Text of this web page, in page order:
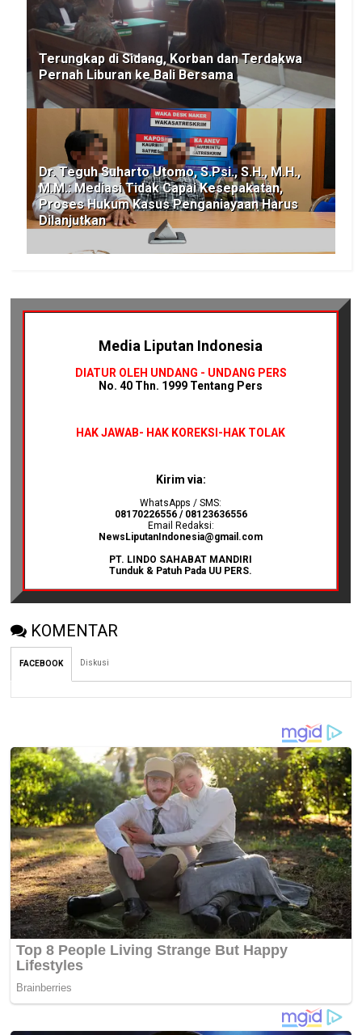
Terungkap di Sidang, Korban dan Terdakwa
Pernah Liburan ke Bali Bersama
Dr. Teguh Suharto Utomo, S.Psi., S.H., M.H.,
M.M.: Mediasi Tidak Capai Kesepakatan,
Proses Hukum Kasus Penganiayaan Harus
Dilanjutkan
Media Liputan Indonesia
DIATUR OLEH UNDANG - UNDANG PERS
No. 40 Thn. 1999 Tentang Pers
HAK JAWAB- HAK KOREKSI-HAK TOLAK
Kirim via:
WhatsApps / SMS:
08170226556 / 08123636556
Email Redaksi:
NewsLiputanIndonesia@gmail.com
PT. LINDO SAHABAT MANDIRI
Tunduk & Patuh Pada UU PERS.
KOMENTAR
FACEBOOK Diskusi